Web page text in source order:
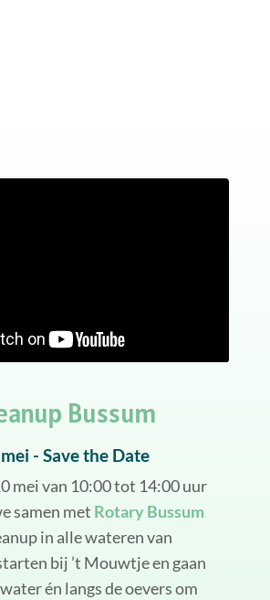
Bussum
- Save the Date
mei van 10:00 tot 14:00 uur
samen met Rotary Bussum
in alle wateren van
bij ’t Mouwtje en gaan
én langs de oevers om